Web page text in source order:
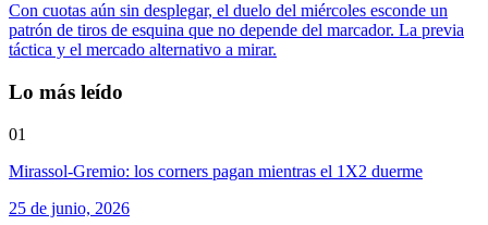
Con cuotas aún sin desplegar, el duelo del miércoles esconde un
patrón de tiros de esquina que no depende del marcador. La previa
táctica y el mercado alternativo a mirar.
Lo más leído
01
Mirassol-Gremio: los corners pagan mientras el 1X2 duerme
25 de junio, 2026